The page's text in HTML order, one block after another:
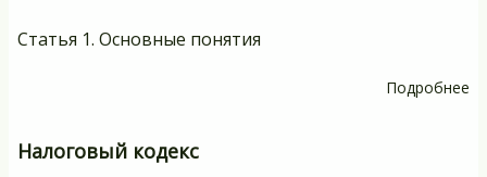
Статья 1. Основные понятия
Подробнее
Налоговый кодекс